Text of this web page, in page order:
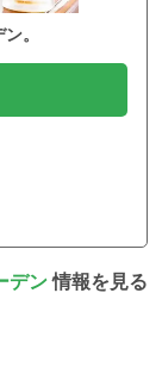
。
デン情報を見る